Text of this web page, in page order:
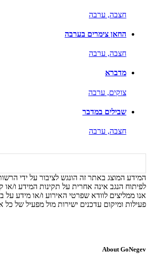
חצבה, ערבה
החאן צימרים בערבה
חצבה, ערבה
מדברא
צוקים, ערבה
שבילים במדבר
חצבה, ערבה
המידע המוצג באתר זה הונגש לציבור על ידי
לפיתוח הנגב אינה אחרית על תקינות המידע ו/או
אנו ממליצים לוודא שפרטי האירוע ו/או מידע
פעילות ומיקום עדכנים ישירות מול מפעיל של
About GoNegev